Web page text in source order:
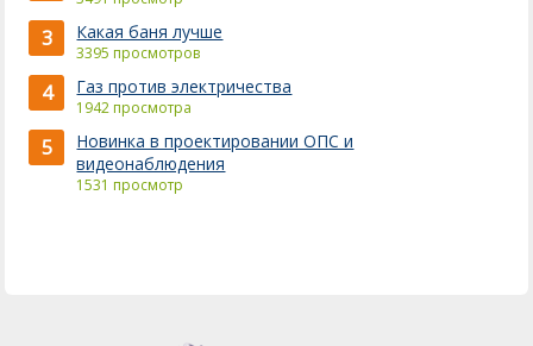
3 Какая баня лучше
3395 просмотров
4 Газ против электричества
1942 просмотра
5
Новинка в проектировании ОПС и
видеонаблюдения
1531 просмотр